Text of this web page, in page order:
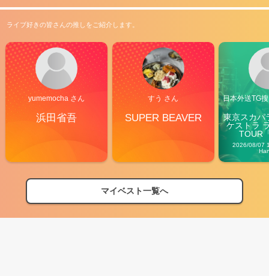
ライブ好きの皆さんの推しをご紹介します。
yumemocha さん
浜田省吾
すう さん
SUPER BEAVER
日本外送TG
東京スカパ
ケストラ
TOUR
2026/08/07
マイベスト一覧へ